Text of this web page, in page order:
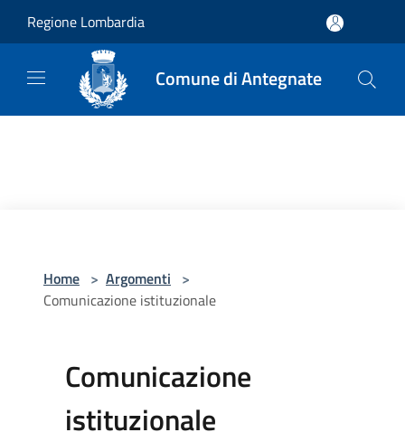
Regione Lombardia
Comune di Antegnate
Home > Argomenti >
Comunicazione istituzionale
Comunicazione
istituzionale